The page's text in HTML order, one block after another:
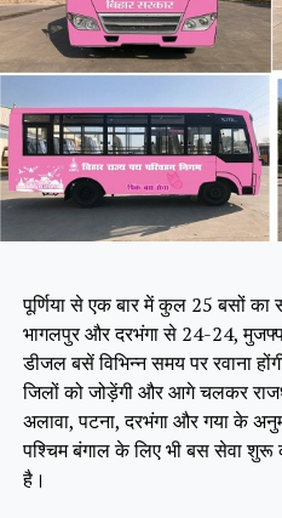
पूर्णिया से एक बार में कुल 25 बसों का
भागलपुर और दरभंगा से 24-24,
डीजल बसें विभिन्न समय पर रवाना
जिलों को जोड़ेंगी और आगे चलकर
अलावा, पटना, दरभंगा और गया के
पश्चिम बंगाल के लिए भी बस सेवा शुरू
है।